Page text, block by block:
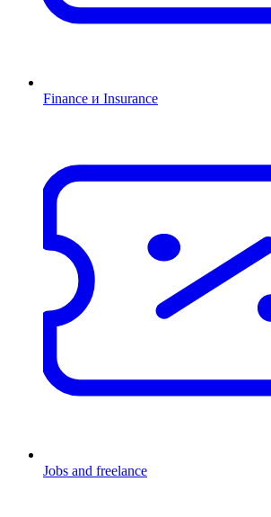
Finance и Insurance
Jobs and freelance